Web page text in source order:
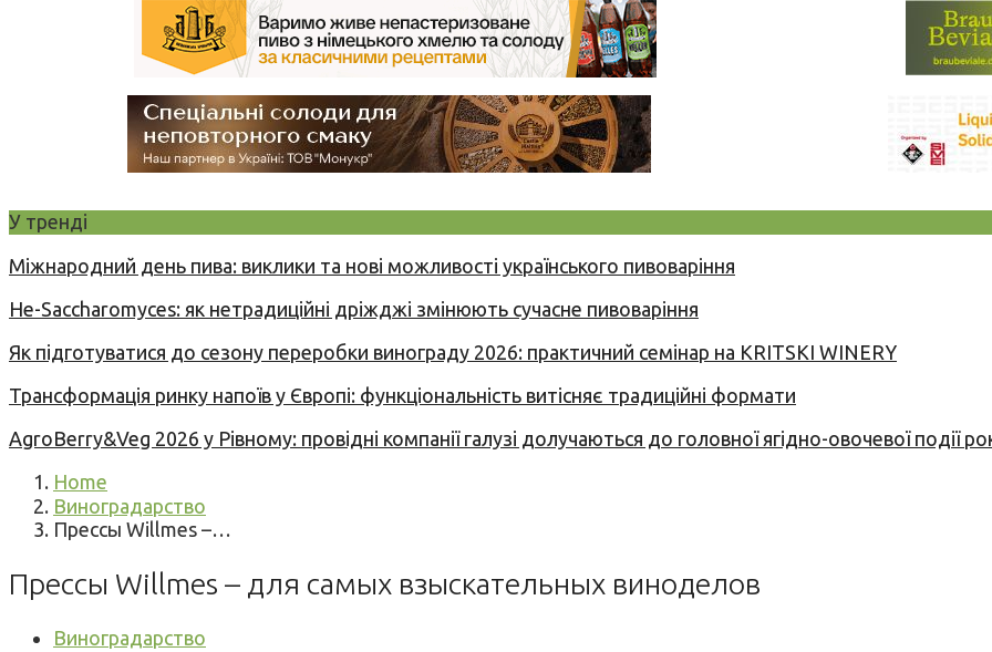
У тренді
Міжнародний день пива: виклики та нові можливості українського пивоваріння
Не-Saccharomyces: як нетрадиційні дріжджі змінюють сучасне пивоваріння
Як підготуватися до сезону переробки винограду 2026: практичний семінар на KRITSKI WINERY
Трансформація ринку напоїв у Європі: функціональність витісняє традиційні формати
AgroBerry&Veg 2026 у Рівному: провідні компанії галузі долучаються до головної ягідно-овочевої події
Home
Виноградарство
Прессы Willmes –…
Прессы Willmes – для самых взыскательных виноделов
Виноградарство